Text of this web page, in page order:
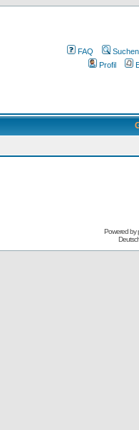
FAQ
Suchen
Profil
Powered by